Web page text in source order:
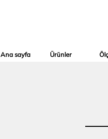
Ana sayfa Ürünler